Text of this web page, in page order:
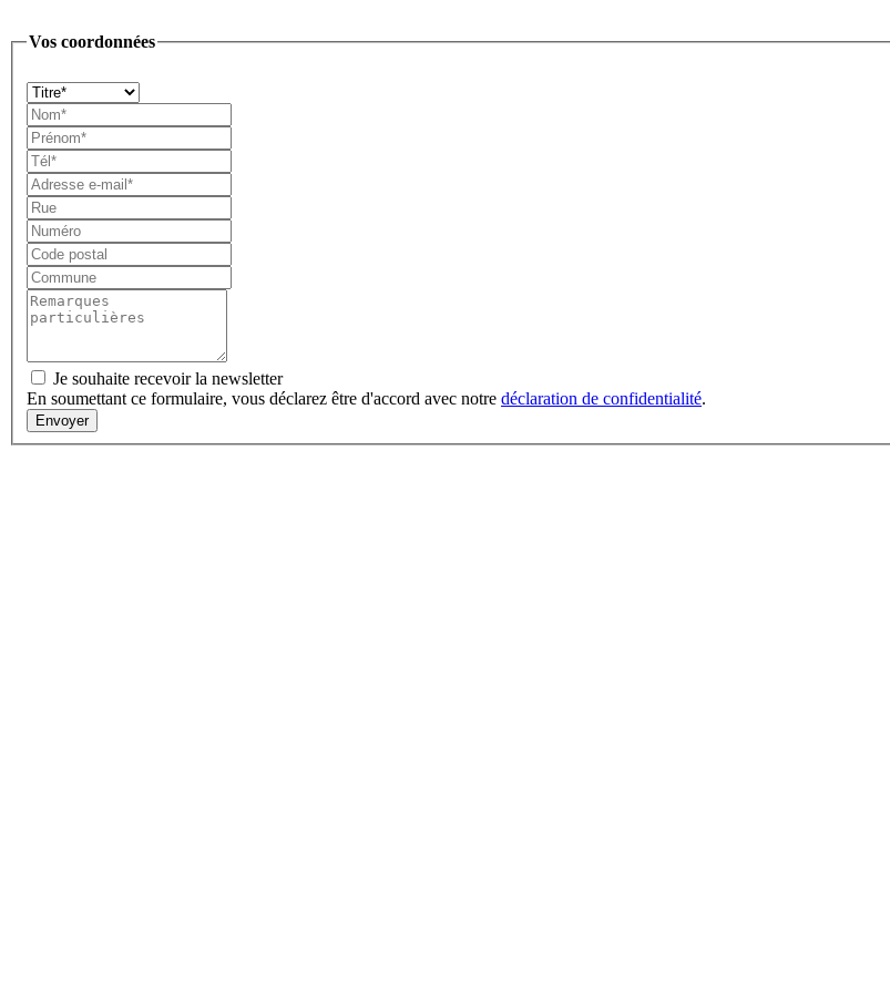
Vos coordonnées
Je souhaite recevoir la newsletter
En soumettant ce formulaire, vous déclarez être d'accord avec notre déclaration de confidentialité.
Envoyer